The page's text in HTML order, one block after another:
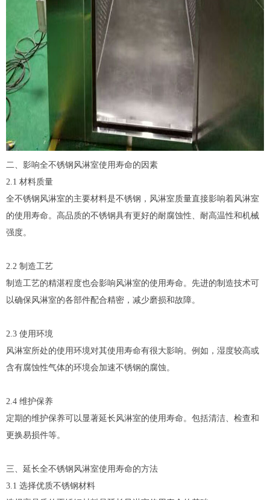
二、影响全不锈钢风淋室使用寿命的因素
2.1 材料质量
全不锈钢风淋室的主要材料是不锈钢，风淋室质量直接影响着风淋室
的使用寿命。高品质的不锈钢具有更好的耐腐蚀性、耐高温性和机械
强度。
2.2 制造工艺
制造工艺的精湛程度也会影响风淋室的使用寿命。先进的制造技术可
以确保风淋室的各部件配合精密，减少磨损和故障。
2.3 使用环境
风淋室所处的使用环境对其使用寿命有很大影响。例如，湿度较高或
含有腐蚀性气体的环境会加速不锈钢的腐蚀。
2.4 维护保养
定期的维护保养可以显著延长风淋室的使用寿命。包括清洁、检查和
更换易损件等。
三、延长全不锈钢风淋室使用寿命的方法
3.1 选择优质不锈钢材料